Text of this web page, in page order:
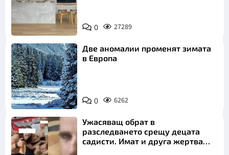
0 27289
Две аномалии променят зимата
в Европа
0 6262
Ужасяващ обрат в
разследването срещу децата
садисти. Имат и друга жертва